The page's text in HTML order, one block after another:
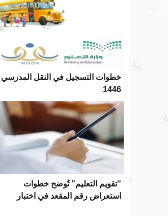
خطوات التسجيل في النقل المدرسي
1446
“تقويم التعليم” تُوضح خطوات
استعراض رقم المقعد في اختبار